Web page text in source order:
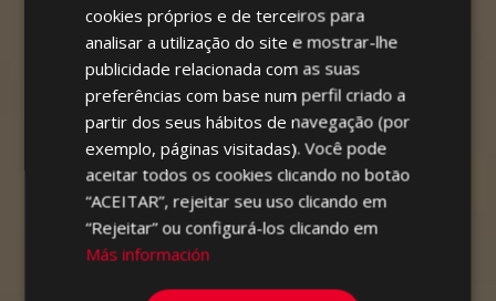
ENGLISH
GERMAN
PORTUGUESE
cookies próprios e de terceiros para
analisar a utilização do site e mostrar-lhe
publicidade relacionada com as suas
preferências com base num perfil criado a
partir dos seus hábitos de navegação (por
exemplo, páginas visitadas). Você pode
aceitar todos os cookies clicando no botão
“ACEITAR”, rejeitar seu uso clicando em
“Rejeitar” ou configurá-los clicando em
Más información